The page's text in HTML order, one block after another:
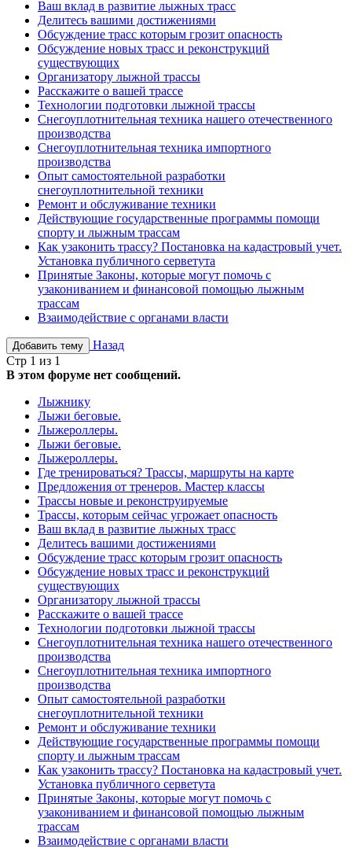
Ваш вклад в развитие лыжных трасс
Делитесь вашими достижениями
Обсуждение трасс которым грозит опасность
Обсуждение новых трасс и реконструкций
существующих
Организатору лыжной трассы
Расскажите о вашей трассе
Технологии подготовки лыжной трассы
Снегоуплотнительная техника нашего отечественного
производства
Снегоуплотнительная техника импортного
производства
Опыт самостоятельной разработки
снегоуплотнительной техники
Ремонт и обслуживание техники
Действующие государственные программы помощи
спорту и лыжным трассам
Как узаконить трассу? Постановка на кадастровый учет.
Установка публичного серветута
Принятые Законы, которые могут помочь с
узакониванием и финансовой помощью лыжным
трассам
Взаимодействие с органами власти
Добавить тему
Назад
Стр 1 из 1
В этом форуме нет сообщений.
Лыжнику
Лыжи беговые.
Лыжероллеры.
Лыжи беговые.
Лыжероллеры.
Где тренироваться? Трассы, маршруты на карте
Предложения от тренеров. Мастер классы
Трассы новые и реконструируемые
Трассы, которым сейчас угрожает опасность
Ваш вклад в развитие лыжных трасс
Делитесь вашими достижениями
Обсуждение трасс которым грозит опасность
Обсуждение новых трасс и реконструкций
существующих
Организатору лыжной трассы
Расскажите о вашей трассе
Технологии подготовки лыжной трассы
Снегоуплотнительная техника нашего отечественного
производства
Снегоуплотнительная техника импортного
производства
Опыт самостоятельной разработки
снегоуплотнительной техники
Ремонт и обслуживание техники
Действующие государственные программы помощи
спорту и лыжным трассам
Как узаконить трассу? Постановка на кадастровый учет.
Установка публичного серветута
Принятые Законы, которые могут помочь с
узакониванием и финансовой помощью лыжным
трассам
Взаимодействие с органами власти